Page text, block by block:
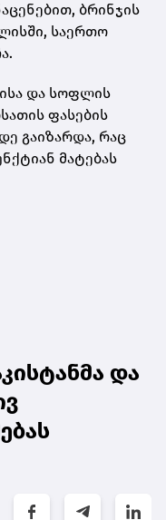
ბრინჯის
საერთო
და სოფლის
ფასების
გაიზარდა, რაც
მატებას
და